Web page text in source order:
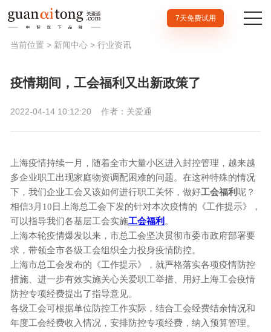
7天免费试用
当前位置 > 新闻中心 > 行业资讯
疫情期间，工会福利又出新政策了
2022-04-14 10:12:20 作者：关爱通
上海疫情持续一月，随着全市大量小区进入封控管理，越来越
多企业职工出现家庭物资调配困难的问题。在这种特殊的情况
下，我们企业工会又该如何进行职工关怀，做好工会福利 呢？
相信3月10日上海总工会下发的针对本次疫情的《工作提示》，
可以指导我们各基层工会实施工会福利 。
上海本轮疫情爆发以来，市总工会坚决贯彻市委市政府部署要
求，带领全市各级工会组织全力投身疫情防控。
上海市总工会发布的 《工作提示》，就严格落实各项疫情防控
措施、进一步有效实施关心关爱职工举措、用好上海工会疫情
防控专项经费提出了指导意见。
各级工会可根据单位防控工作实际，结合工会经费结余情况和
年度工会经费收入情况，安排防控专项经费，纳入预算管理。